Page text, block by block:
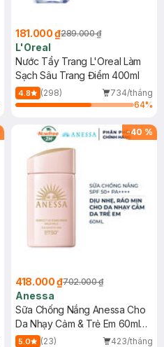
181.000 ₫289.000 ₫
L'Oreal
Nước Tẩy Trang L'Oreal Làm
Sạch Sâu Trang Điểm 400ml
4.8 (298)
734/tháng
64%
-40 %
418.000 ₫702.000 ₫
Anessa
Sữa Chống Nắng Anessa Cho
Da Nhạy Cảm & Trẻ Em 60ml
(Mới)
5.0 (23)
423/tháng